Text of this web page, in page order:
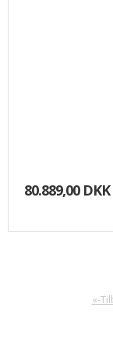
80.889,00 DKK
«-